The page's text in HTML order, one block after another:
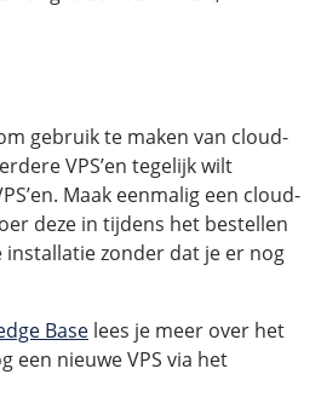
gebruik te maken van cloud-
VPS’en tegelijk wilt
Maak eenmalig een cloud-
deze in tijdens het bestellen
installatie zonder dat je er nog
Base lees je meer over het
een nieuwe VPS via het